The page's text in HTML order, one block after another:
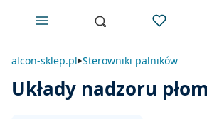
Menu Otwórz wyszukiwarkę
Szukaj Ulubione
alcon-sklep.pl Sterowniki palników
Układy nadzoru